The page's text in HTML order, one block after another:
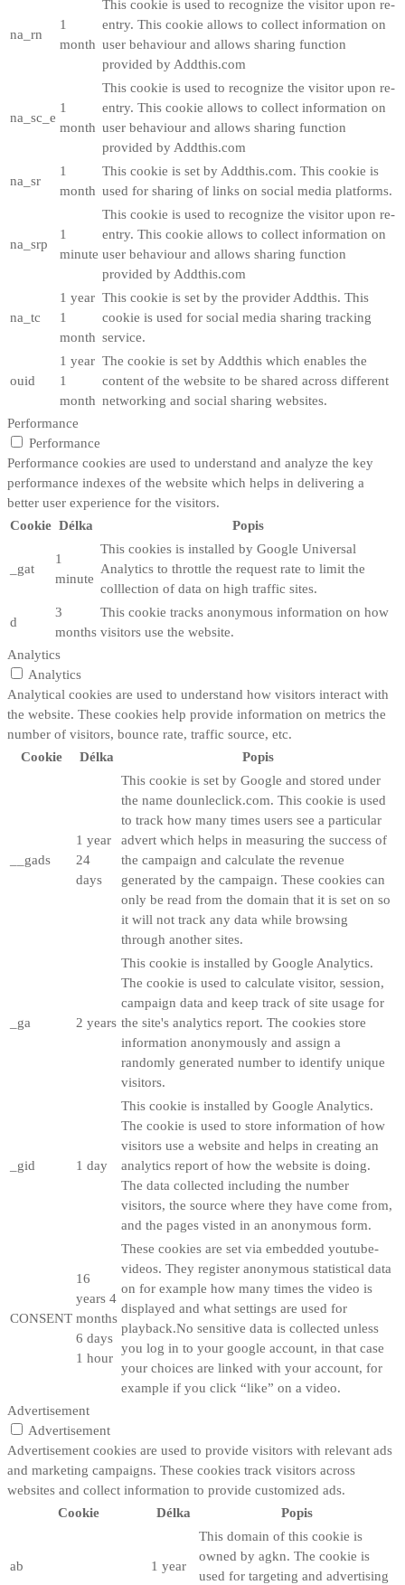
na_rn
1
month
This cookie is used to recognize the visitor upon re-
entry. This cookie allows to collect information on
user behaviour and allows sharing function
provided by Addthis.com
na_sc_e
1
month
This cookie is used to recognize the visitor upon re-
entry. This cookie allows to collect information on
user behaviour and allows sharing function
provided by Addthis.com
na_sr
1
month
This cookie is set by Addthis.com. This cookie is
used for sharing of links on social media platforms.
na_srp
1
minute
This cookie is used to recognize the visitor upon re-
entry. This cookie allows to collect information on
user behaviour and allows sharing function
provided by Addthis.com
na_tc
1 year
1
month
This cookie is set by the provider Addthis. This
cookie is used for social media sharing tracking
service.
ouid
1 year
1
month
The cookie is set by Addthis which enables the
content of the website to be shared across different
networking and social sharing websites.
Performance
Performance
Performance cookies are used to understand and analyze the key
performance indexes of the website which helps in delivering a
better user experience for the visitors.
Cookie Délka Popis
_gat
1
minute
This cookies is installed by Google Universal
Analytics to throttle the request rate to limit the
colllection of data on high traffic sites.
d
3
months
This cookie tracks anonymous information on how
visitors use the website.
Analytics
Analytics
Analytical cookies are used to understand how visitors interact with
the website. These cookies help provide information on metrics the
number of visitors, bounce rate, traffic source, etc.
Cookie
Délka Popis
__gads
1 year
24
days
This cookie is set by Google and stored under
the name dounleclick.com. This cookie is used
to track how many times users see a particular
advert which helps in measuring the success of
the campaign and calculate the revenue
generated by the campaign. These cookies can
only be read from the domain that it is set on so
it will not track any data while browsing
through another sites.
_ga 2 years
This cookie is installed by Google Analytics.
The cookie is used to calculate visitor, session,
campaign data and keep track of site usage for
the site's analytics report. The cookies store
information anonymously and assign a
randomly generated number to identify unique
visitors.
_gid 1 day
This cookie is installed by Google Analytics.
The cookie is used to store information of how
visitors use a website and helps in creating an
analytics report of how the website is doing.
The data collected including the number
visitors, the source where they have come from,
and the pages visted in an anonymous form.
CONSENT
16
years 4
months
6 days
1 hour
These cookies are set via embedded youtube-
videos. They register anonymous statistical data
on for example how many times the video is
displayed and what settings are used for
playback.No sensitive data is collected unless
you log in to your google account, in that case
your choices are linked with your account, for
example if you click “like” on a video.
Advertisement
Advertisement
Advertisement cookies are used to provide visitors with relevant ads
and marketing campaigns. These cookies track visitors across
websites and collect information to provide customized ads.
Cookie
Délka Popis
ab 1 year
This domain of this cookie is
owned by agkn. The cookie is
used for targeting and advertising